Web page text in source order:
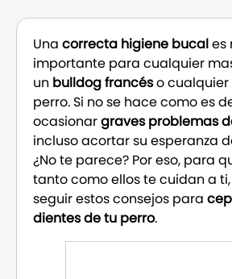
Una correcta higiene bucales
importante para cualquier
un bulldog francéso cualquier
perro. Si no se hace como es
ocasionargraves problemas
incluso acortar su esperanza
¿No te parece? Por eso, para
tanto como ellos te cuidan a
seguir estos consejos para
dientes de tu perro.